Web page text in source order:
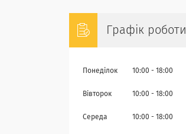
Графік роботи
Понеділок 10:00 18:00
Вівторок 10:00 18:00
Середа 10:00 18:00